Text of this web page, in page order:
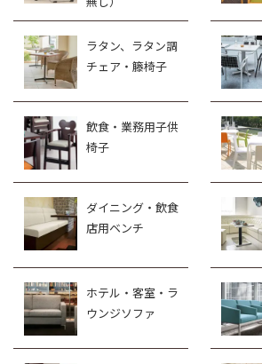
ラタン、ラタン調
チェア・籐椅子
飲食・業務用子供
椅子
ダイニング・飲食
店用ベンチ
ホテル・客室・ラ
ウンジソファ